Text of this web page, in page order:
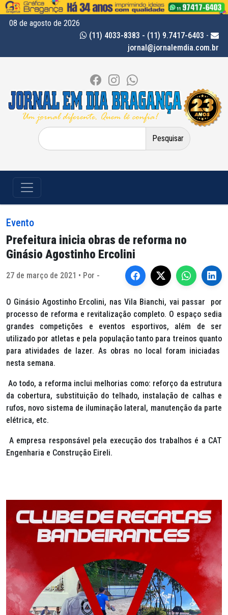
08 de agosto de 2026
(11) 4033-8383 - (11) 9.7417-6403 -
jornal@jornalemdia.com.br
Pesquisar
por:
Evento
Prefeitura inicia obras de reforma no
Ginásio Agostinho Ercolini
27 de março de 2021 • Por -
O Ginásio Agostinho Ercolini, nas Vila Bianchi, vai passar por
processo de reforma e revitalização completo. O espaço sedia
grandes competições e eventos esportivos, além de ser
utilizado por atletas e pela população tanto para treinos quanto
para atividades de lazer. As obras no local foram iniciadas
nesta semana.
Ao todo, a reforma inclui melhorias como: reforço da estrutura
da cobertura, substituição do telhado, instalação de calhas e
rufos, novo sistema de iluminação lateral, manutenção da parte
elétrica, etc.
A empresa responsável pela execução dos trabalhos é a CAT
Engenharia e Construção Eireli.